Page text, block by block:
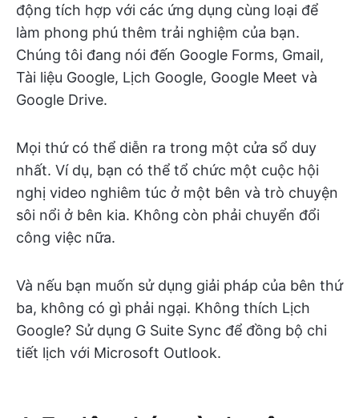
động tích hợp với các ứng dụng cùng loại để
làm phong phú thêm trải nghiệm của bạn.
Chúng tôi đang nói đến Google Forms, Gmail,
Tài liệu Google, Lịch Google, Google Meet và
Google Drive.
Mọi thứ có thể diễn ra trong một cửa sổ duy
nhất. Ví dụ, bạn có thể tổ chức một cuộc hội
nghị video nghiêm túc ở một bên và trò chuyện
sôi nổi ở bên kia. Không còn phải chuyển đổi
công việc nữa.
Và nếu bạn muốn sử dụng giải pháp của bên thứ
ba, không có gì phải ngại. Không thích Lịch
Google? Sử dụng G Suite Sync để đồng bộ chi
tiết lịch với Microsoft Outlook.